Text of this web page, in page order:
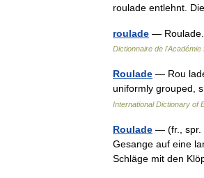
roulade entlehnt.
roulade — Roulade.
Dictionnaire de l'Académie
Roulade — Rou
uniformly grouped,
International Dictionary of
Roulade — (fr., spr.
Gesange auf eine
Schläge mit den